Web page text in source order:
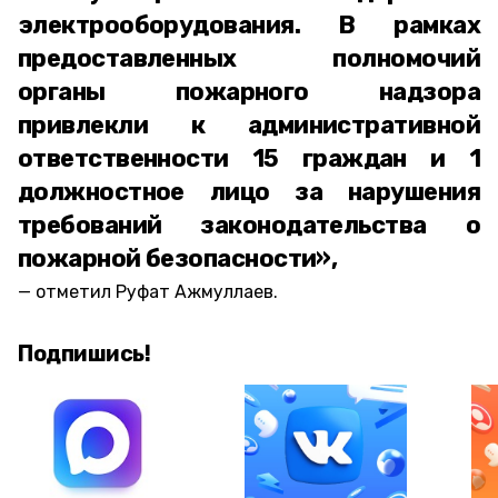
электрооборудования. В рамках
предоставленных полномочий
органы пожарного надзора
привлекли к административной
ответственности 15 граждан и 1
должностное лицо за нарушения
требований законодательства о
пожарной безопасности»,
отметил Руфат Ажмуллаев.
Подпишись!